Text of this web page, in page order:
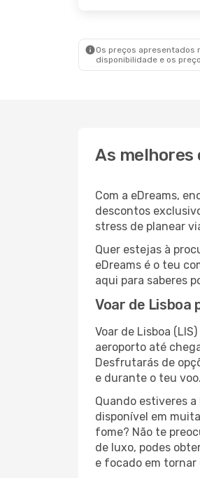
Os preços apresentados
disponibilidade e os
As melhores
Com a eDreams,
descontos
stress de planear
Quer estejas à
eDreams é o teu
aqui para saberes
Voar de Lisboa
Voar de Lisboa
aeroporto até
Desfrutarás de
e durante o teu voo.
Quando estiveres
disponível em
fome? Não te
de luxo, podes
e focado em tornar